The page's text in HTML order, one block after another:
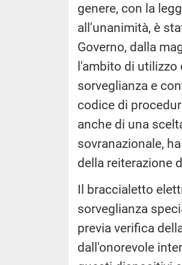
genere, con la
all'unanimità, è
Governo, dalla
l'ambito di
sorveglianza e
codice di
anche di una
sovranazionale,
della reiterazione
Il braccialetto
sorveglianza
previa verifica
dall'onorevole